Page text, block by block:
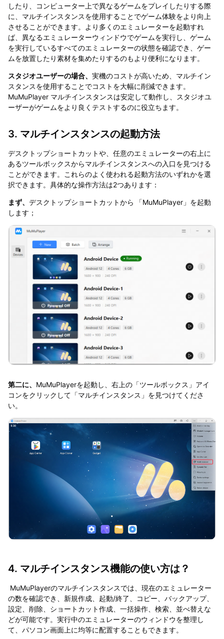
したり、コンピューター上で異なるゲームをプレイしたりする際
に、マルチインスタンスを使用することでゲーム体験をより向上
させることができます。より多くのエミュレーターを起動すれ
ば、異なるエミュレーターウィンドウでゲームを実行し、ゲーム
を実行しているすべてのエミュレーターの状態を確認でき、ゲー
ムを放置したり素材を集めたりするのもより便利になります。
スタジオユーザーの場合、 実機のコストが高いため、マルチイン
スタンスを使用することでコストを大幅に削減できます。
MuMuPlayer マルチインスタンスは安定して動作し、スタジオユ
ーザーがゲームをより良くテストするのに役立ちます。
3. マルチインスタンスの起動方法
デスクトップショートカットや、任意のエミュレーターの右上に
あるツールボックスからマルチインスタンスへの入口を見つける
ことができます。これらのよく使われる起動方法のいずれかを選
択できます。具体的な操作方法は2つあります：
まず、 デスクトップショートカットから
「MuMuPlayer」を起動
します；
第二に、 MuMuPlayerを起動し、右上の「ツールボックス」アイ
コンをクリックして「マルチインスタンス」を見つけてくださ
い。
4. マルチインスタンス機能の使い方は？
MuMuPlayerのマルチインスタンスでは、現在のエミュレーター
の数を確認でき、新規作成、起動/終了、コピー、バックアップ、
設定、削除、ショートカット作成、一括操作、検索、並べ替えな
どが可能です。実行中のエミュレーターのウィンドウを整理し
て、パソコン画面上に均等に配置することもできます。